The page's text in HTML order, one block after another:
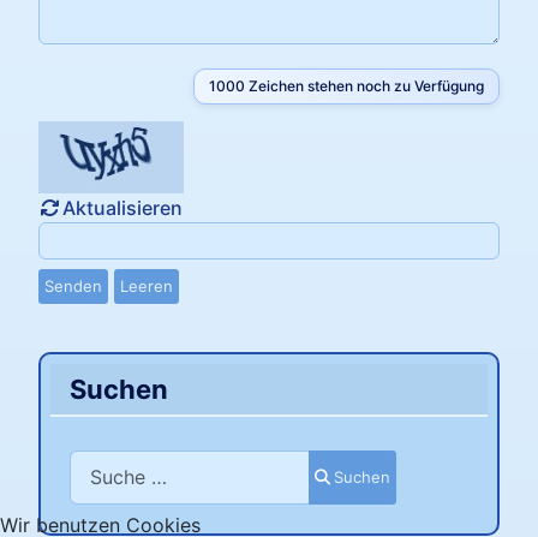
1000 Zeichen stehen noch zu Verfügung
Aktualisieren
Senden Leeren
Suchen
Suchen
Suchen
Wir benutzen Cookies